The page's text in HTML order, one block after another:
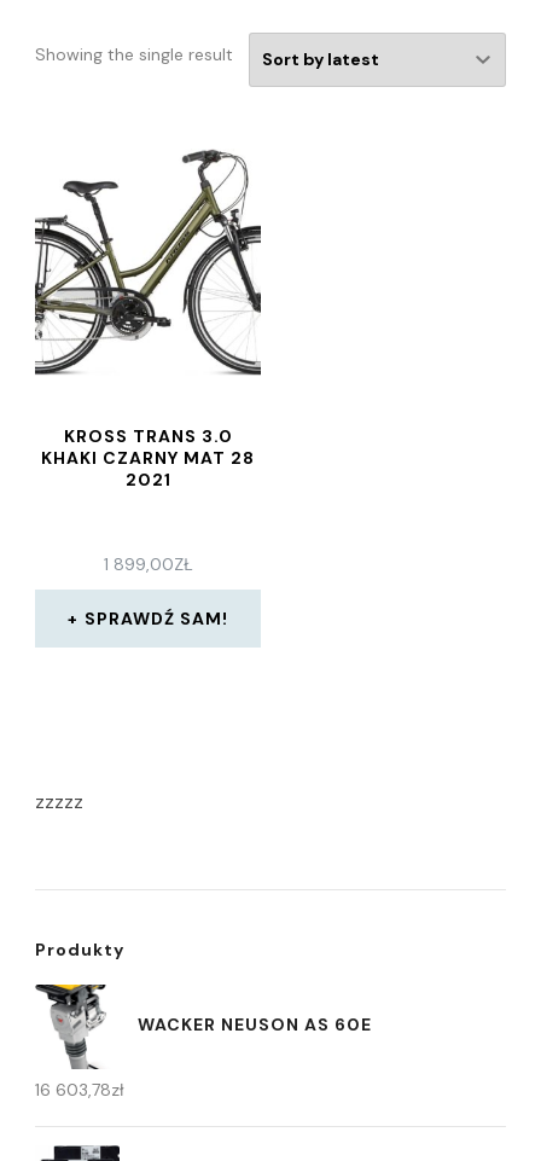
Showing the single result
KROSS TRANS 3.0
KHAKI CZARNY MAT 28
2021
1 899,00ZŁ
SPRAWDŹ SAM!
zzzzz
Produkty
WACKER NEUSON AS 60E
16 603,78zł